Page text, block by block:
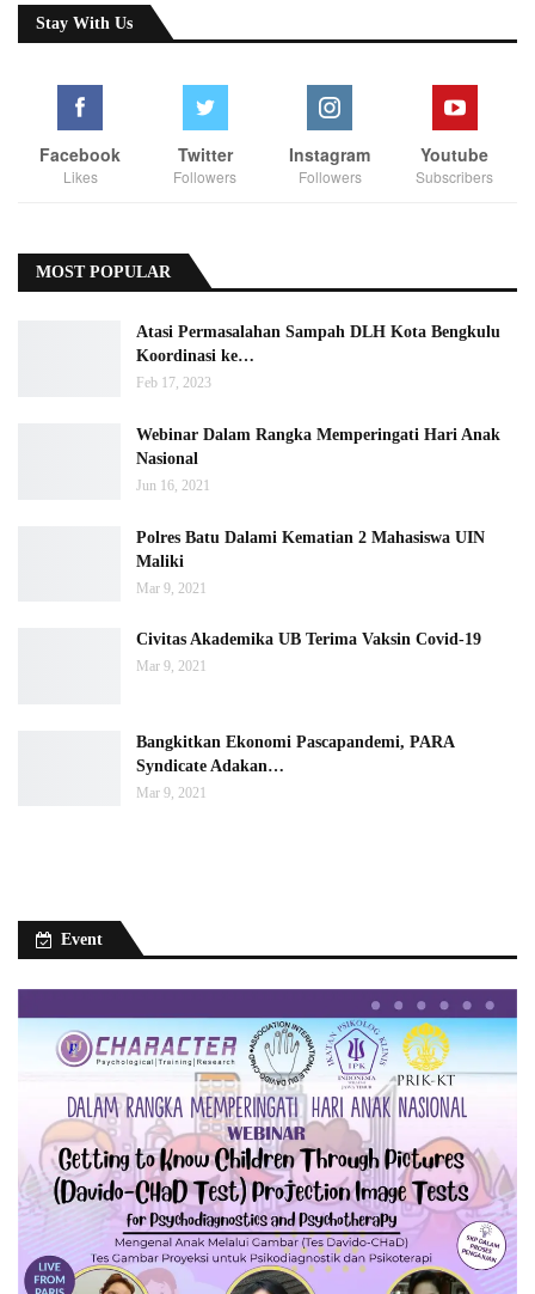
Stay With Us
Facebook
Likes
Twitter
Followers
Instagram
Followers
Youtube
Subscribers
MOST POPULAR
Atasi Permasalahan Sampah DLH Kota Bengkulu
Koordinasi ke…
Feb 17, 2023
Webinar Dalam Rangka Memperingati Hari Anak
Nasional
Jun 16, 2021
Polres Batu Dalami Kematian 2 Mahasiswa UIN
Maliki
Mar 9, 2021
Civitas Akademika UB Terima Vaksin Covid-19
Mar 9, 2021
Bangkitkan Ekonomi Pascapandemi, PARA
Syndicate Adakan…
Mar 9, 2021
Event